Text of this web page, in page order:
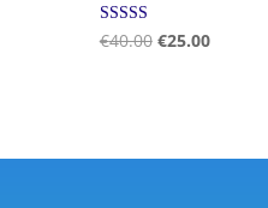
Ocjenjeno
5.00
€40.00 €25.00